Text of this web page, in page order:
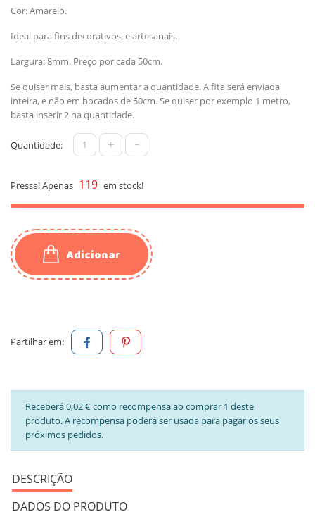
Cor: Amarelo.
Ideal para fins decorativos, e artesanais.
Largura: 8mm. Preço por cada 50cm.
Se quiser mais, basta aumentar a quantidade. A fita será enviada
inteira, e não em bocados de 50cm. Se quiser por exemplo 1 metro,
basta inserir 2 na quantidade.
Quantidade: + -
Pressa! Apenas 119 em stock!
Adicionar
Partilhar em:
Receberá 0,02 € como recompensa ao comprar 1 deste
produto. A recompensa poderá ser usada para pagar os seus
próximos pedidos.
DESCRIÇÃO
DADOS DO PRODUTO